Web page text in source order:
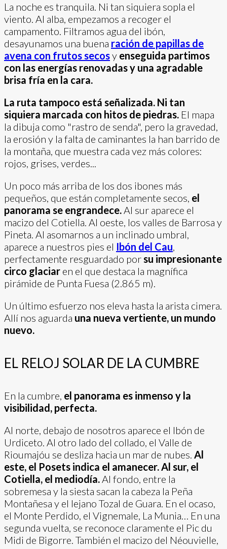
La noche es tranquila. Ni tan siquiera sopla el
viento. Al alba, empezamos a recoger el
campamento. Filtramos agua del ibón,
desayunamos una buena ración de papillas de
avena con frutos secosy enseguida partimos
con las energías renovadas y una agradable
brisa fría en la cara.
La ruta tampoco está señalizada. Ni tan
siquiera marcada con hitos de piedras. El mapa
la dibuja como "rastro de senda", pero la gravedad,
la erosión y la falta de caminantes la han barrido de
la montaña, que muestra cada vez más colores:
rojos, grises, verdes...
Un poco más arriba de los dos ibones más
pequeños, que están completamente secos, el
panorama se engrandece.Al sur aparece el
macizo del Cotiella. Al oeste, los valles de Barrosa y
Pineta. Al asomarnos a un inclinado umbral,
aparece a nuestros pies el Ibón del Cau,
perfectamente resguardado porsu impresionante
circo glaciar en el que destaca la magnífica
pirámide de Punta Fuesa (2.865 m).
Un último esfuerzo nos eleva hasta la arista cimera.
Allí nos aguarda una nueva vertiente, un mundo
nuevo.
EL RELOJ SOLAR DE LA CUMBRE
En la cumbre, el panorama es inmenso y la
visibilidad, perfecta.
Al norte, debajo de nosotros aparece el Ibón de
Urdiceto. Al otro lado del collado, el Valle de
Rioumajóu se desliza hacia un mar de nubes. Al
este, el Posets indica el amanecer. Al sur, el
Cotiella, el mediodía.Al fondo, entre la
sobremesa y la siesta sacan la cabeza la Peña
Montañesa y el lejano Tozal de Guara. En el ocaso,
el Monte Perdido, el Vignemale, La Munia… En una
segunda vuelta, se reconoce claramente el Pic du
Midi de Bigorre. También el macizo del Néouvielle,